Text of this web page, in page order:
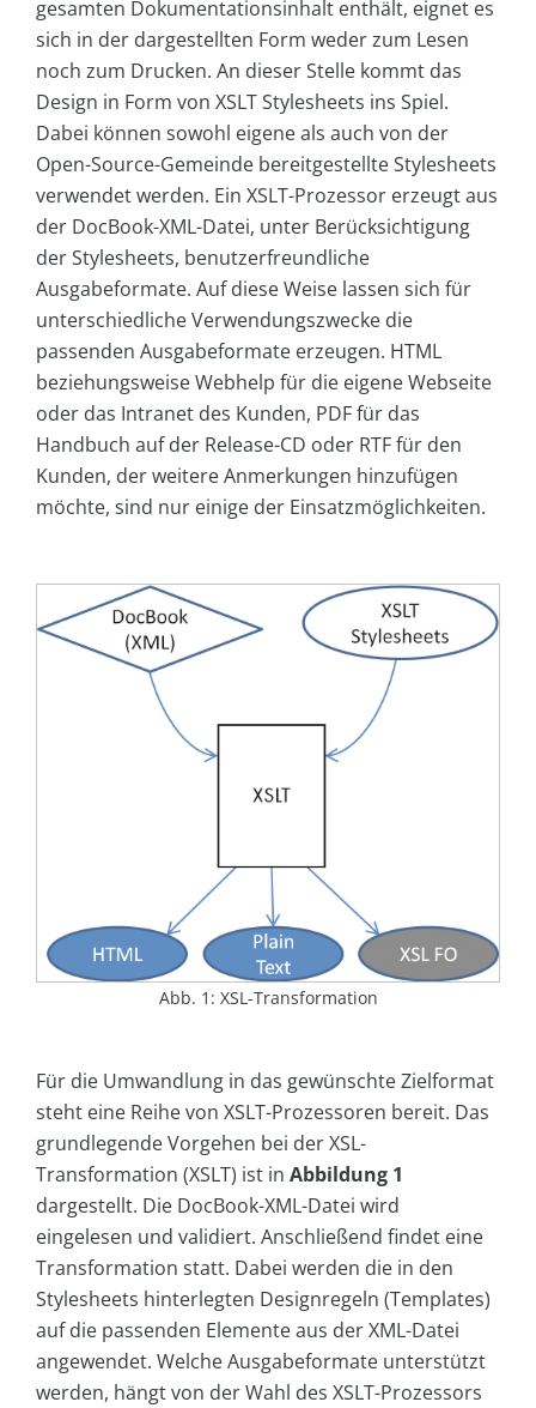
gesamten Dokumentationsinhalt enthält, eignet es
sich in der dargestellten Form weder zum Lesen
noch zum Drucken. An dieser Stelle kommt das
Design in Form von XSLT Stylesheets ins Spiel.
Dabei können sowohl eigene als auch von der
Open-Source-Gemeinde bereitgestellte Stylesheets
verwendet werden. Ein XSLT-Prozessor erzeugt aus
der DocBook-XML-Datei, unter Berücksichtigung
der Stylesheets, benutzerfreundliche
Ausgabeformate. Auf diese Weise lassen sich für
unterschiedliche Verwendungszwecke die
passenden Ausgabeformate erzeugen. HTML
beziehungsweise Webhelp für die eigene Webseite
oder das Intranet des Kunden, PDF für das
Handbuch auf der Release-CD oder RTF für den
Kunden, der weitere Anmerkungen hinzufügen
möchte, sind nur einige der Einsatzmöglichkeiten.
Abb. 1: XSL-Transformation
Für die Umwandlung in das gewünschte Zielformat
steht eine Reihe von XSLT-Prozessoren bereit. Das
grundlegende Vorgehen bei der XSL-
Transformation (XSLT) ist in Abbildung 1
dargestellt. Die DocBook-XML-Datei wird
eingelesen und validiert. Anschließend findet eine
Transformation statt. Dabei werden die in den
Stylesheets hinterlegten Designregeln (Templates)
auf die passenden Elemente aus der XML-Datei
angewendet. Welche Ausgabeformate unterstützt
werden, hängt von der Wahl des XSLT-Prozessors